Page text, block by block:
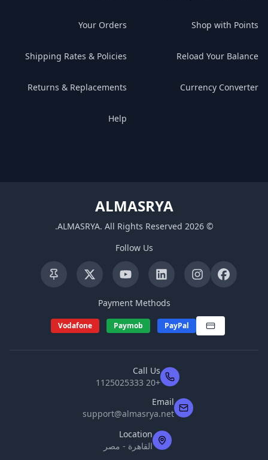
Shop with Points
Reload Your Balance
Currency Converter
Your Orders
Shipping Rates & Policies
Returns & Replacements
Help
ALMASRYA
©
2026
ALMASRYA. All Rights Reserved
.
Follow Us
Payment Methods
PayPal
Paymob
Vodafone
Call Us
+20 1125025333
Email
support@almasrya.net
Location
القاهرة - مصر